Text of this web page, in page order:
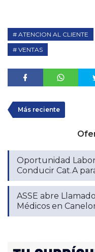
ATENCION AL CLIENTE
VENTAS
Más reciente
Oportunidad
Conducir Cat.A
ASSE abre
Médicos en